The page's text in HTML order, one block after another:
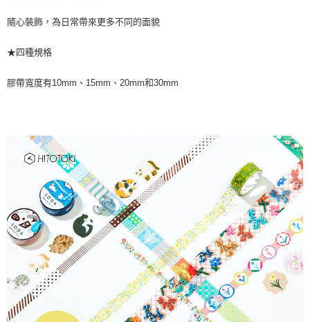
隨心裝飾，為日常帶來更多不同的面貌
★四種規格
膠帶寬度有10mm、15mm、20mm和30mm